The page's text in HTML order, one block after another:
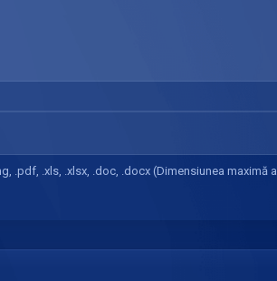
.pdf, .xls, .xlsx, .doc, .docx (Dimensiunea maximă a